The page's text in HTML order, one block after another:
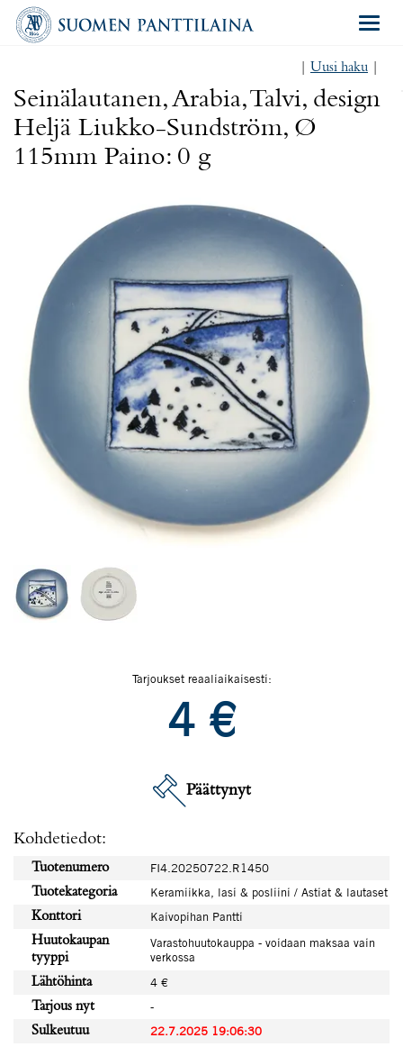
Uusi haku
Seinälautanen, Arabia, Talvi, design
Heljä Liukko-Sundström, Ø
115mm Paino: 0 g
Tarjoukset reaaliaikaisesti:
4 €
Päättynyt
Kohdetiedot:
Tuotenumero
FI4.20250722.R1450
Tuotekategoria
Keramiikka, lasi & posliini / Astiat & lautaset
Konttori
Kaivopihan Pantti
Huutokaupan
tyyppi
Varastohuutokauppa - voidaan maksaa vain
verkossa
Lähtöhinta
4 €
Tarjous nyt
-
Sulkeutuu
22.7.2025 19:06:30